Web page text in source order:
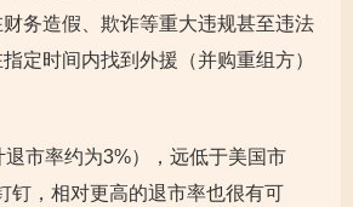
务造假、欺诈等重大违规甚至违法
定时间内找到外援（并购重组方）
市率约为3%），远低于美国市
钉，相对更高的退市率也很有可